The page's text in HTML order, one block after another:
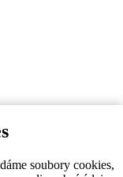
soubory cookies,